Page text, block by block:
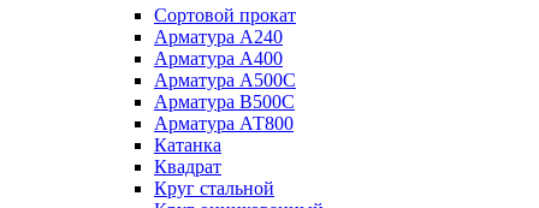
Сортовой прокат
Арматура А240
Арматура А400
Арматура А500C
Арматура В500С
Арматура АТ800
Катанка
Квадрат
Круг стальной